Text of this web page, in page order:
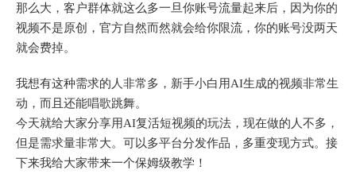
那么大，客户群体就这么多一旦你账号流量起来后，因为你的
视频不是原创，官方自然而然就会给你限流，你的账号没两天
就会费掉。
我想有这种需求的人非常多，新手小白用AI生成的视频非常生
动，而且还能唱歌跳舞。
今天就给大家分享用AI复活短视频的玩法，现在做的人不多，
但是需求量非常大。可以多平台分发作品，多重变现方式。接
下来我给大家带来一个保姆级教学！